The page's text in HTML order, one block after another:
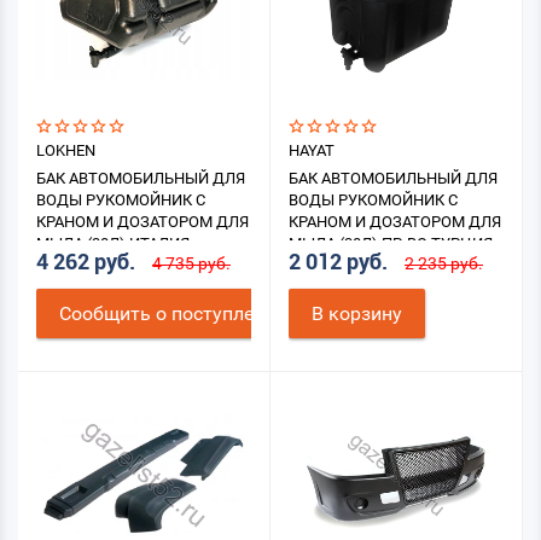
LOKHEN
БАК АВТОМОБИЛЬНЫЙ ДЛЯ
ВОДЫ РУКОМОЙНИК С
КРАНОМ И ДОЗАТОРОМ ДЛЯ
МЫЛА (30Л) ИТАЛИЯ
4 262 руб. 4 735 руб.
Cообщить о поступлении
HAYAT
БАК АВТОМОБИЛЬНЫЙ ДЛЯ
ВОДЫ РУКОМОЙНИК С
КРАНОМ И ДОЗАТОРОМ ДЛЯ
МЫЛА (30Л) ПР-ВО ТУРЦИЯ
2 012 руб. 2 235 руб.
В корзину